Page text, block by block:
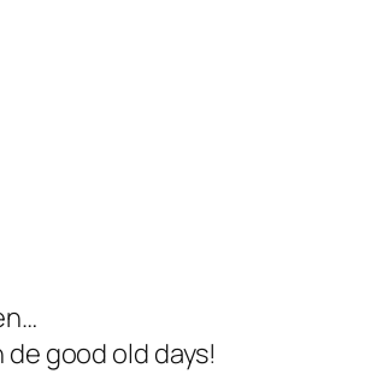
good old days!